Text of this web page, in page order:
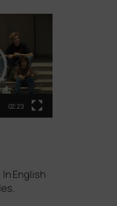
02:23
English